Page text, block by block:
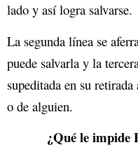
lado y así logra salvarse.
La segunda línea se
puede salvarla y la
supeditada en su
o de alguien.
¿Qué le impide